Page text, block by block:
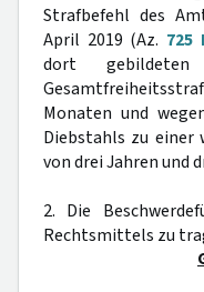
Strafbefehl des
April 2019 (Az. 725
dort
Monaten und
Diebstahls zu einer
von drei Jahren und
2. Die
Rechtsmittels zu